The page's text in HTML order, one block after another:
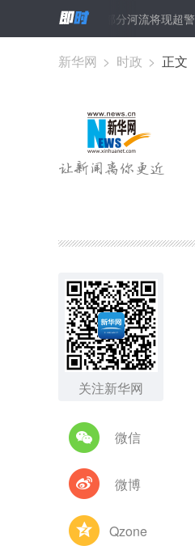
蓝色预警 部分河流将现超警戒水位
新华网 > 时政 > 正文
关注新华网
微信
微博
Qzone